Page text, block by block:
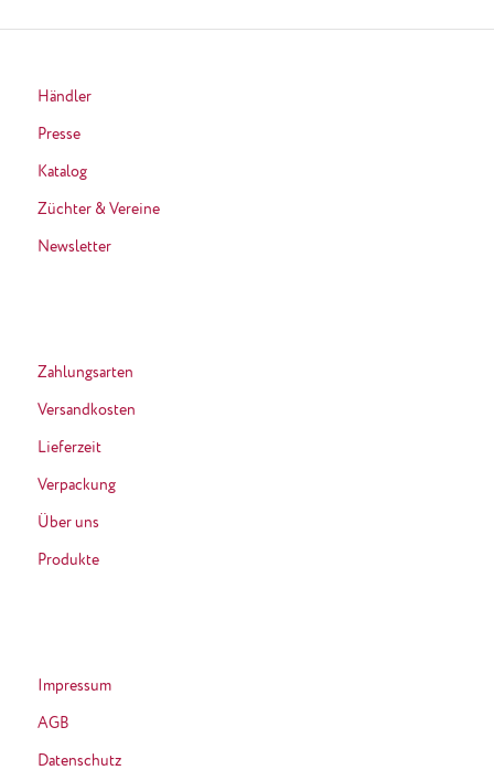
Händler
Presse
Katalog
Züchter & Vereine
Newsletter
Zahlungsarten
Versandkosten
Lieferzeit
Verpackung
Über uns
Produkte
Impressum
AGB
Datenschutz